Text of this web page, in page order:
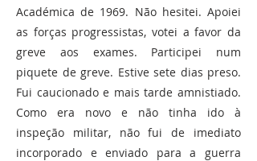
Académica de 1969. Não hesitei. Apoiei
as forças progressistas, votei a favor da
greve aos exames. Participei num
piquete de greve. Estive sete dias preso.
Fui caucionado e mais tarde amnistiado.
Como era novo e não tinha ido à
inspeção militar, não fui de imediato
incorporado e enviado para a guerra